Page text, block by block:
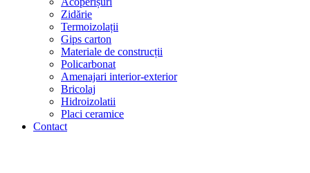
Zidărie
Termoizolații
Gips carton
Materiale de construcții
Policarbonat
Amenajari interior-exterior
Bricolaj
Hidroizolatii
Placi ceramice
Contact